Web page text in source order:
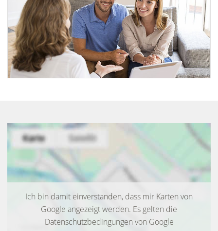
Ich bin damit einverstanden, dass mir Karten von
Google angezeigt werden. Es gelten die
Datenschutzbedingungen von Google